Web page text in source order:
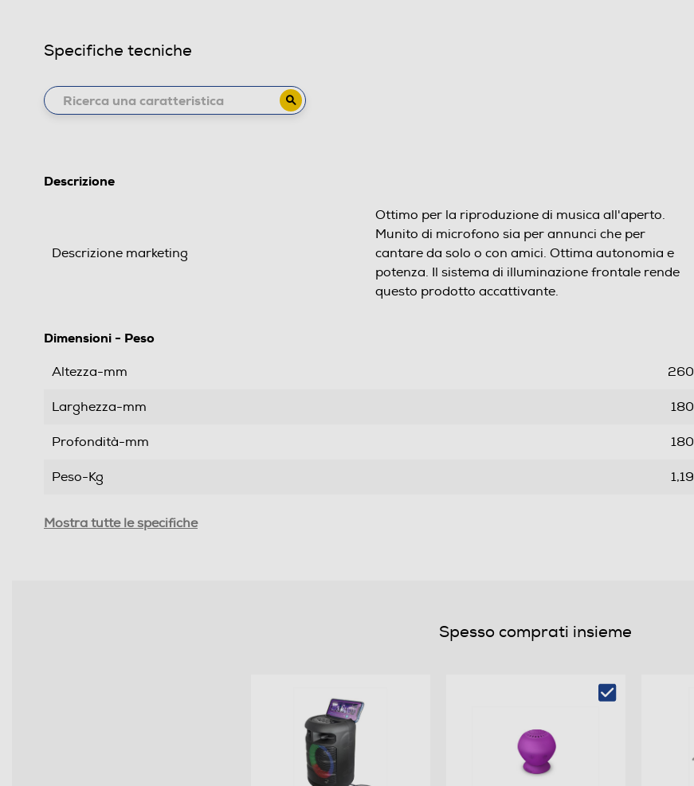
Specifiche tecniche
Descrizione
Descrizione marketing
Ottimo per la riproduzione di musica all'aperto.
Munito di microfono sia per annunci che per
cantare da solo o con amici. Ottima autonomia e
potenza. Il sistema di illuminazione frontale rende
questo prodotto accattivante.
Dimensioni - Peso
Altezza-mm 260
Larghezza-mm 180
Profondità-mm 180
Peso-Kg 1,19
Informazioni sulla sicurezza del prodotto
Mostra tutte le specifiche
Spesso comprati insieme